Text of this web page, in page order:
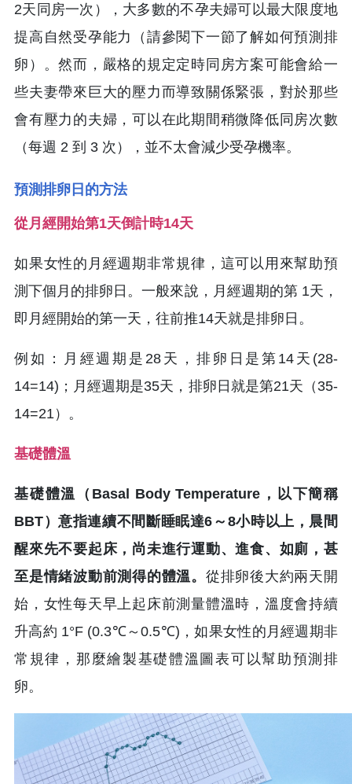
2天同房一次），大多數的不孕夫婦可以最大限度地
提高自然受孕能力（請參閱下一節了解如何預測排
卵）。然而，嚴格的規定定時同房方案可能會給一
些夫妻帶來巨大的壓力而導致關係緊張，對於那些
會有壓力的夫婦，可以在此期間稍微降低同房次數
（每週 2 到 3 次），並不太會減少受孕機率。
預測排卵日的方法
從月經開始第1天倒計時14天
如果女性的月經週期非常規律，這可以用來幫助預
測下個月的排卵日。一般來說，月經週期的第 1天，
即月經開始的第一天，往前推14天就是排卵日。
例如：月經週期是28天，排卵日是第14天(28-
14=14)；月經週期是35天，排卵日就是第21天（35-
14=21）。
基礎體溫
基礎體溫（Basal Body Temperature，以下簡稱
BBT）意指連續不間斷睡眠達6～8小時以上，晨間
醒來先不要起床，尚未進行運動、進食、如廁，甚
至是情緒波動前測得的體溫。 從排卵後大約兩天開
始，女性每天早上起床前測量體溫時，溫度會持續
升高約 1°F (0.3℃～0.5℃)，如果女性的月經週期非
常規律，那麼繪製基礎體溫圖表可以幫助預測排
卵。